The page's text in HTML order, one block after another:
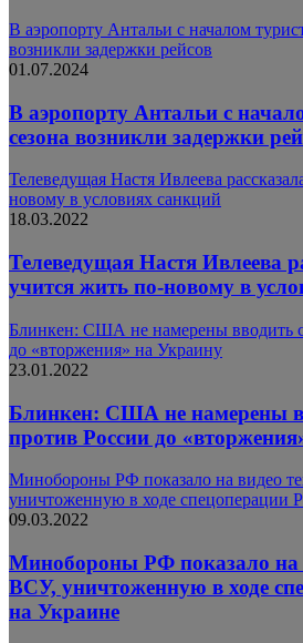
В аэропорту Антальи с началом
возникли задержки рейсов
01.07.2024
В аэропорту Антальи с
сезона возникли задержки
Телеведущая Настя Ивлеева
новому в условиях санкций
18.03.2022
Телеведущая Настя Ивлеева
учится жить по-новому в
Блинкен: США не намерены вводить
до «вторжения» на Украину
23.01.2022
Блинкен: США не намерены
против России до
Минобороны РФ показало на видео
уничтоженную в ходе спецоперации
09.03.2022
Минобороны РФ показало на
ВСУ, уничтоженную в ходе
на Украине